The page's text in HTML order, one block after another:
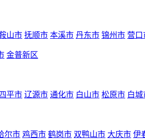
山市 抚顺市 本溪市 丹东市 锦州市 营口
金普新区
四平市 辽源市 通化市 白山市 松原市 白城
尔市 鸡西市 鹤岗市 双鸭山市 大庆市 伊